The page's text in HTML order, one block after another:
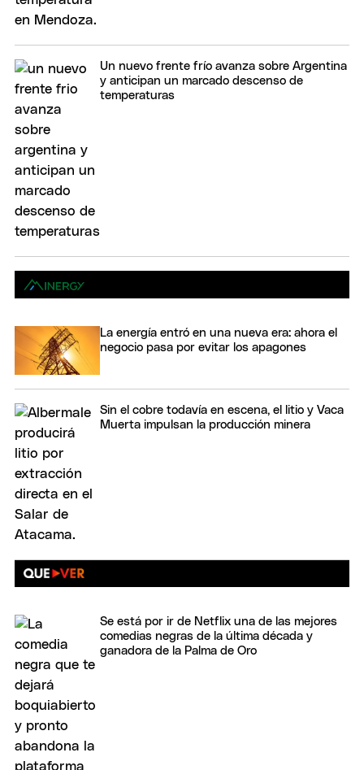
Un nuevo frente frío avanza sobre Argentina
y anticipan un marcado descenso de
temperaturas
La energía entró en una nueva era: ahora el
negocio pasa por evitar los apagones
Sin el cobre todavía en escena, el litio y Vaca
Muerta impulsan la producción minera
Se está por ir de Netflix una de las mejores
comedias negras de la última década y
ganadora de la Palma de Oro